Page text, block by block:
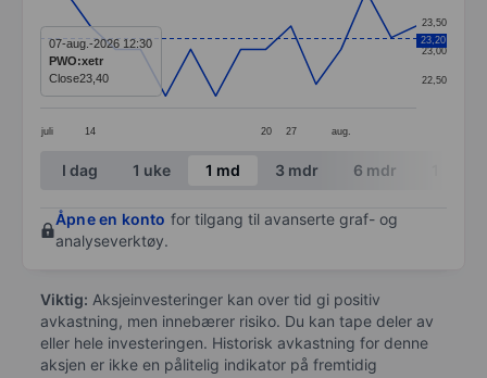
Line chart with 16 data points.
The chart has 1 X axis displaying categories.
The chart has 1 Y axis displaying values. Data
juli 14 20 27 aug.
22,50
23,00
23,50
23,20
07-aug.-2026 12:30
PWO:xetr
Close23,40
End of interactive chart.
I dag 1 uke 1 md 3 mdr 6 mdr
Åpne en konto for tilgang til avanserte graf- og
analyseverktøy.
Viktig: Aksjeinvesteringer kan over tid gi positiv
avkastning, men innebærer risiko. Du kan tape deler av
eller hele investeringen. Historisk avkastning for denne
aksjen er ikke en pålitelig indikator på fremtidig